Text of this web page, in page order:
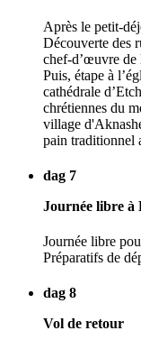
Après le petit-
Découverte des
chef-d’œuvre de
Puis, étape à
cathédrale
chrétiennes du
village
pain traditionnel
dag 7
Journée libre à
Journée libre
Préparatifs de
dag 8
Vol de retour